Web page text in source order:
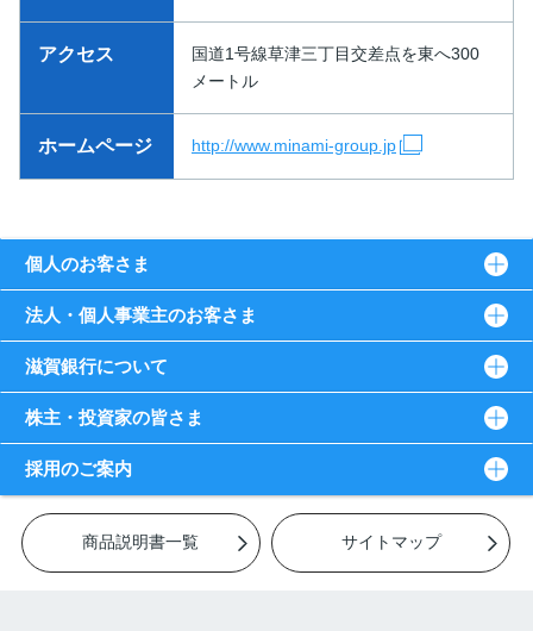
アクセス
国道1号線草津三丁目交差点を東へ300
メートル
ホームページ http://www.minami-group.jp
個人のお客さま
法人・個人事業主のお客さま
滋賀銀行について
株主・投資家の皆さま
採用のご案内
商品説明書一覧 サイトマップ